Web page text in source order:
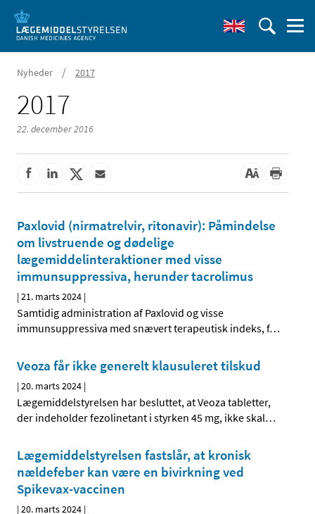
Nyheder / 2017
2017
22. december 2016
Paxlovid (nirmatrelvir, ritonavir): Påmindelse
om livstruende og dødelige
lægemiddelinteraktioner med visse
immunsuppressiva, herunder tacrolimus
|21. marts 2024 |
Samtidig administration af Paxlovid og visse
immunsuppressiva med snævert terapeutisk indeks, f…
Veoza får ikke generelt klausuleret tilskud
|20. marts 2024 |
Lægemiddelstyrelsen har besluttet, at Veoza tabletter,
der indeholder fezolinetant i styrken 45 mg, ikke skal…
Lægemiddelstyrelsen fastslår, at kronisk
nældefeber kan være en bivirkning ved
Spikevax-vaccinen
|20. marts 2024 |